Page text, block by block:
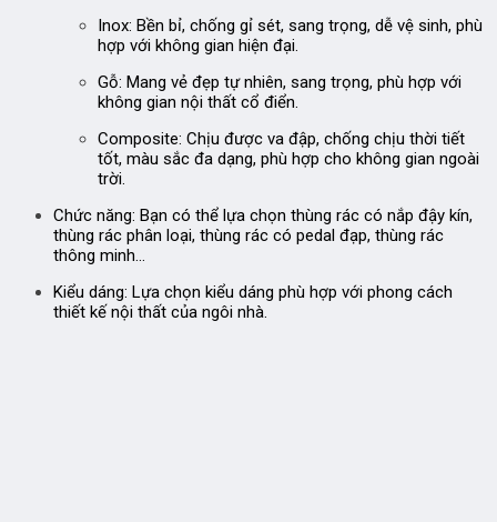
Inox: Bền bỉ, chống gỉ sét, sang trọng, dễ vệ sinh, phù
hợp với không gian hiện đại.
Gỗ: Mang vẻ đẹp tự nhiên, sang trọng, phù hợp với
không gian nội thất cổ điển.
Composite: Chịu được va đập, chống chịu thời tiết
tốt, màu sắc đa dạng, phù hợp cho không gian ngoài
trời.
Chức năng: Bạn có thể lựa chọn thùng rác có nắp đậy kín,
thùng rác phân loại, thùng rác có pedal đạp, thùng rác
thông minh…
Kiểu dáng: Lựa chọn kiểu dáng phù hợp với phong cách
thiết kế nội thất của ngôi nhà.